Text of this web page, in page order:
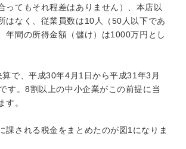
ってもそれ程差はありません）、本店以
はなく、従業員数は10人（50人以下であ
年間の所得金額（儲け）は1000万円とし
算で、平成30年4月1日から平成31年3月
す。8割以上の中小企業がこの前提に当
す。
課される税金をまとめたのが図1になりま